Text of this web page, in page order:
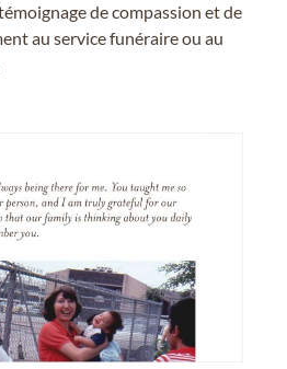
de compassion et de
au service funéraire ou au